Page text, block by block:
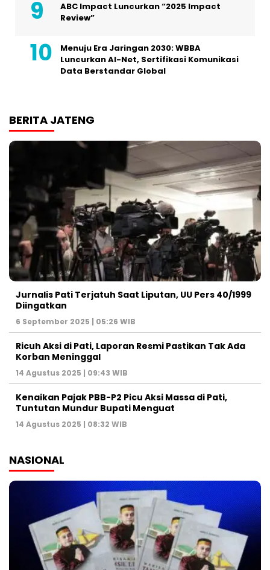
ABC Impact Luncurkan “2025 Impact
Review”
Menuju Era Jaringan 2030: WBBA
Luncurkan AI-Net, Sertifikasi Komunikasi
Data Berstandar Global
BERITA JATENG
Jurnalis Pati Terjatuh Saat Liputan, UU Pers 40/1999
Diingatkan
6 September 2025 | 05:26 WIB
Ricuh Aksi di Pati, Laporan Resmi Pastikan Tak Ada
Korban Meninggal
14 Agustus 2025 | 09:43 WIB
Kenaikan Pajak PBB-P2 Picu Aksi Massa di Pati,
Tuntutan Mundur Bupati Menguat
14 Agustus 2025 | 08:32 WIB
NASIONAL